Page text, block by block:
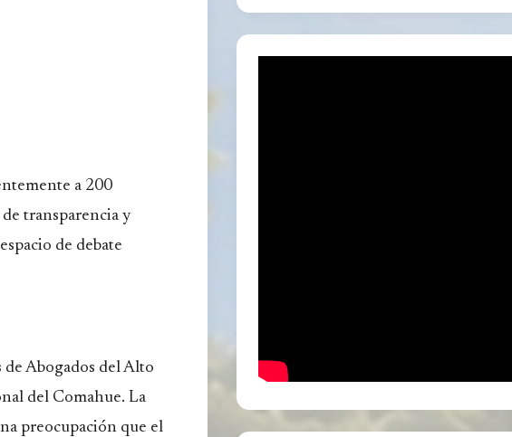
a 200
transparencia y
de debate
Abogados del Alto
del Comahue. La
preocupación que el